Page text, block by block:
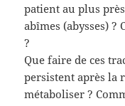
patient au plus
abîmes (abysses)
?
Que faire de ces
persistent après la
métaboliser ?